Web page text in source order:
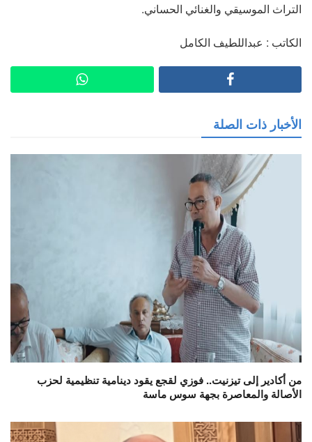
التراث الموسيقي والغنائي الحساني.
الكاتب : عبداللطيف الكامل
الأخبار ذات الصلة
من أكادير إلى تيزنيت.. فوزي لقجع يقود دينامية تنظيمية لحزب
الأصالة والمعاصرة بجهة سوس ماسة